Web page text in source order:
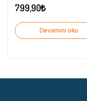
799,90₺
Devamını oku